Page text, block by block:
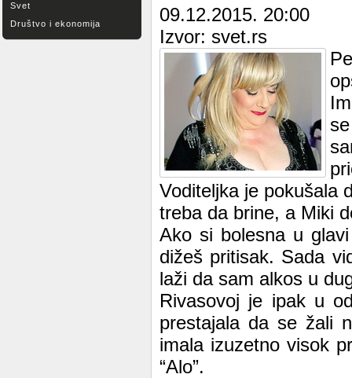
Svet
Društvo i ekonomija
09.12.2015. 20:00
Izvor: svet.rs
Voditeljka je pokušala
treba da brine, a Miki
Ako si bolesna u
dižeš pritisak. Sada
laži da sam alkos u
Rivasovoj je ipak u
prestajala da se žali
imala izuzetno visok
“Alo”.